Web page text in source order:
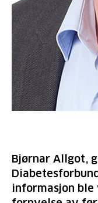
Bjørnar Allgot,
informasjon